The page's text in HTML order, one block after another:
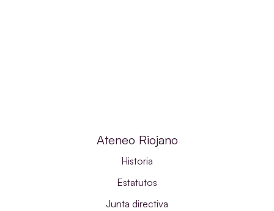
Ateneo Riojano
Historia
Estatutos
Junta directiva